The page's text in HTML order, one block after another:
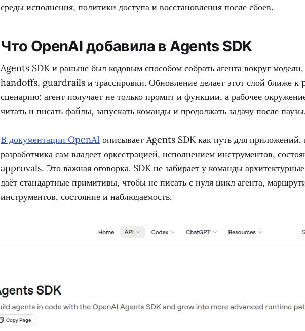
среды исполнения, политики доступа и восстановления после сбоев.
Что OpenAI добавила в Agents SDK
Agents SDK и раньше был кодовым способом собрать агента вокруг
handoffs, guardrails и трассировки. Обновление делает этот слой ближе
сценарию: агент получает не только промпт и функции, а рабочее
читать и писать файлы, запускать команды и продолжать задачу после
В документации OpenAI описывает Agents SDK как путь для приложений,
разработчика сам владеет оркестрацией, исполнением инструментов,
approvals. Это важная оговорка. SDK не забирает у команды
даёт стандартные примитивы, чтобы не писать с нуля цикл агента,
инструментов, состояние и наблюдаемость.